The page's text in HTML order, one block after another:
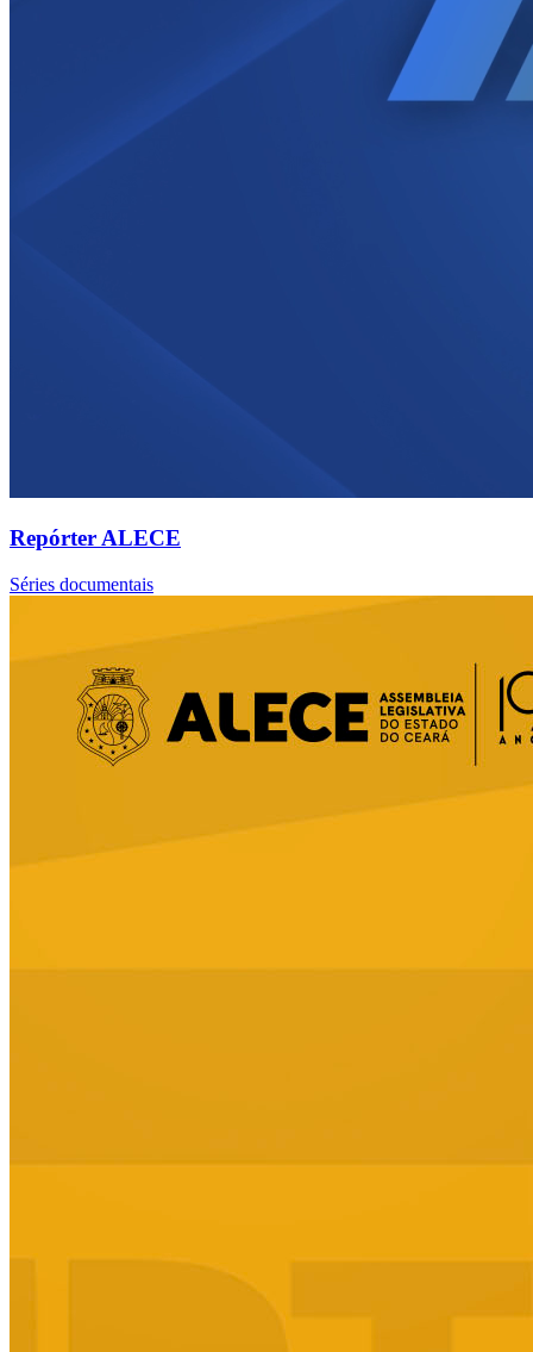
Repórter ALECE
Séries documentais